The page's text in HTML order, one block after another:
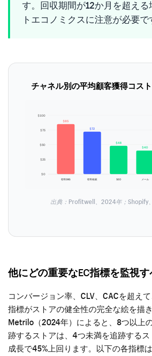
す。回収期間が12か月を超える
トエコノミクスに注意が必要で
チャネル別の平均顧客獲得コスト
$0
$25
$50
$75
$100
$85
有料SNS
$72
有料検索
$48
SEO
$40
メール
出典：Profitwell、2024年；Shopify
他にどの重要なEC指標を監視す
コンバージョン率、CLV、CACを超え
指標がストアの健全性の完全な絵を描き
Metrilo（2024年）によると、8つ以上
跡するストアは、4つ未満を追跡する
成長で45%上回ります。以下の各指標